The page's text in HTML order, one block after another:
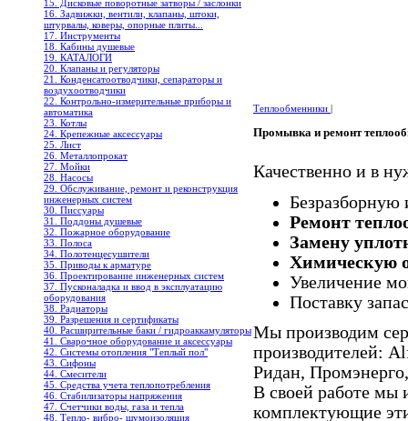
15. Дисковые поворотные затворы / заслонки
16. Задвижки, вентили, клапаны, штоки,
штурвалы, коверы, опорные плиты...
17. Инструменты
18. Кабины душевые
19. КАТАЛОГИ
20. Клапаны и регуляторы
21. Конденсатоотводчики, сепараторы и
воздухоотводчики
22. Контрольно-измерительные приборы и
автоматика
23. Котлы
24. Крепежные аксессуары
25. Лист
26. Металлопрокат
27. Мойки
28. Насосы
29. Обслуживание, ремонт и реконструкция
инженерных систем
30. Писсуары
31. Поддоны душевые
32. Пожарное оборудование
33. Полоса
34. Полотенцесушители
35. Приводы к арматуре
36. Проектирование инженерных систем
37. Пусконаладка и ввод в эксплуатацию
оборудования
38. Радиаторы
39. Разрешения и сертификаты
40. Расширительные баки / гидроаккамуляторы
41. Сварочное оборудование и аксессуары
42. Системы отопления "Теплый пол"
43. Сифоны
44. Смесители
45. Средства учета теплопотребления
46. Стабилизаторы напряжения
47. Счетчики воды, газа и тепла
48. Тепло- вибро- шумоизоляция
Теплообменники |
Промывка и ремонт
Качественно и в
Ремонт
Замену
Химическую
Увеличение
Поставку
Мы производим
производителей:
Ридан,
В своей работе мы
комплектующие